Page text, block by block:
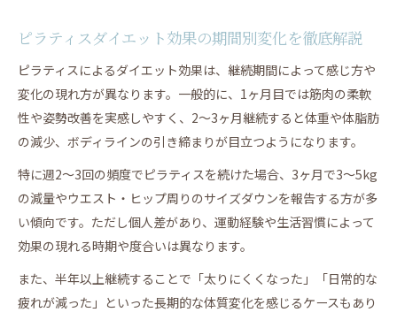
ピラティスダイエット効果の期間別変化を徹底解説
ピラティスによるダイエット効果は、継続期間によって感じ方や
変化の現れ方が異なります。一般的に、1ヶ月目では筋肉の柔軟
性や姿勢改善を実感しやすく、2〜3ヶ月継続すると体重や体脂肪
の減少、ボディラインの引き締まりが目立つようになります。
特に週2〜3回の頻度でピラティスを続けた場合、3ヶ月で3〜5kg
の減量やウエスト・ヒップ周りのサイズダウンを報告する方が多
い傾向です。ただし個人差があり、運動経験や生活習慣によって
効果の現れる時期や度合いは異なります。
また、半年以上継続することで「太りにくくなった」「日常的な
疲れが減った」といった長期的な体質変化を感じるケースもあり